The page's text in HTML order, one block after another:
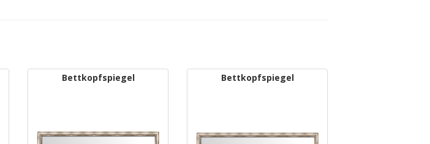
Bettkopfspiegel Bettkopfspiegel